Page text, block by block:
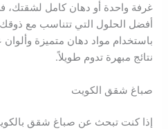
غرفة واحدة أو دهان كامل لشقتك،
أفضل الحلول التي تتناسب مع
باستخدام مواد دهان متميزة
نتائج مبهرة تدوم طويلاً.
صباغ شقق الكويت
إذا كنت تبحث عن صباغ شقق